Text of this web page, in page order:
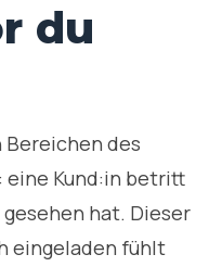
du
des
eine Kund:in betritt
hat. Dieser
eingeladen fühlt